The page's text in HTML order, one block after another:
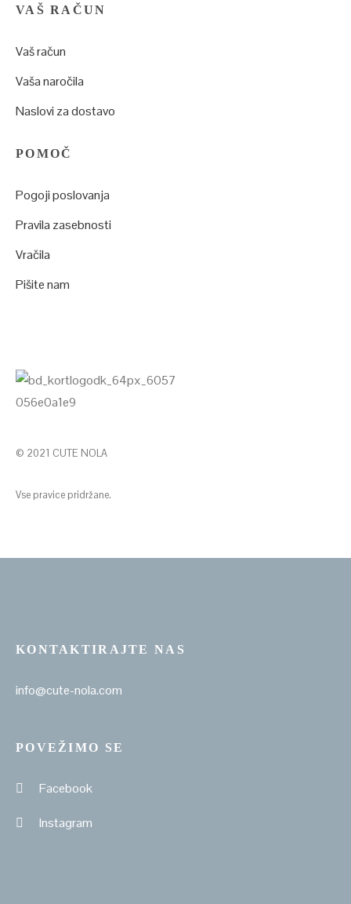
VAŠ RAČUN
Vaš račun
Vaša naročila
Naslovi za dostavo
POMOČ
Pogoji poslovanja
Pravila zasebnosti
Vračila
Pišite nam
© 2021 CUTE NOLA
Vse pravice pridržane.
KONTAKTIRAJTE NAS
info@cute-nola.com
POVEŽIMO SE
Facebook
Instagram